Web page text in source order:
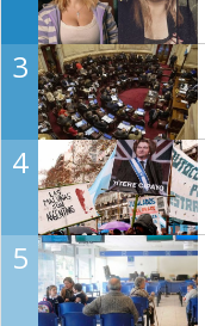
3
4
5